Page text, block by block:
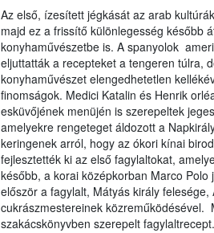
Az első, ízesített jégkását az arab
majd ez a frissítő különlegesség később
konyhaművészetbe is. A spanyolok
eljuttatták a recepteket a tengeren túlra,
konyhaművészet elengedhetetlen
finomságok. Medici Katalin és Henrik
esküvőjének menüjén is szerepeltek
amelyekre rengeteget áldozott a
keringenek arról, hogy az ókori kínai
fejlesztették ki az első fagylaltokat,
később, a korai középkorban Marco
először a fagylalt, Mátyás király
cukrászmestereinek közreműködésével.
szakácskönyvben szerepelt fagylaltrecept.